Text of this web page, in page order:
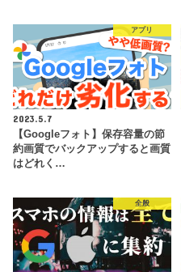
アプリ
2023.5.7
【Googleフォト】保存容量の節
約画質でバックアップすると画質
はどれく…
全般